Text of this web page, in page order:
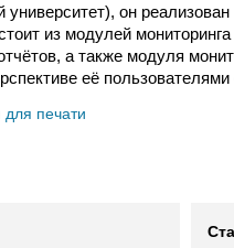
он
из модулей
а также модуля
её пользователями
для печати